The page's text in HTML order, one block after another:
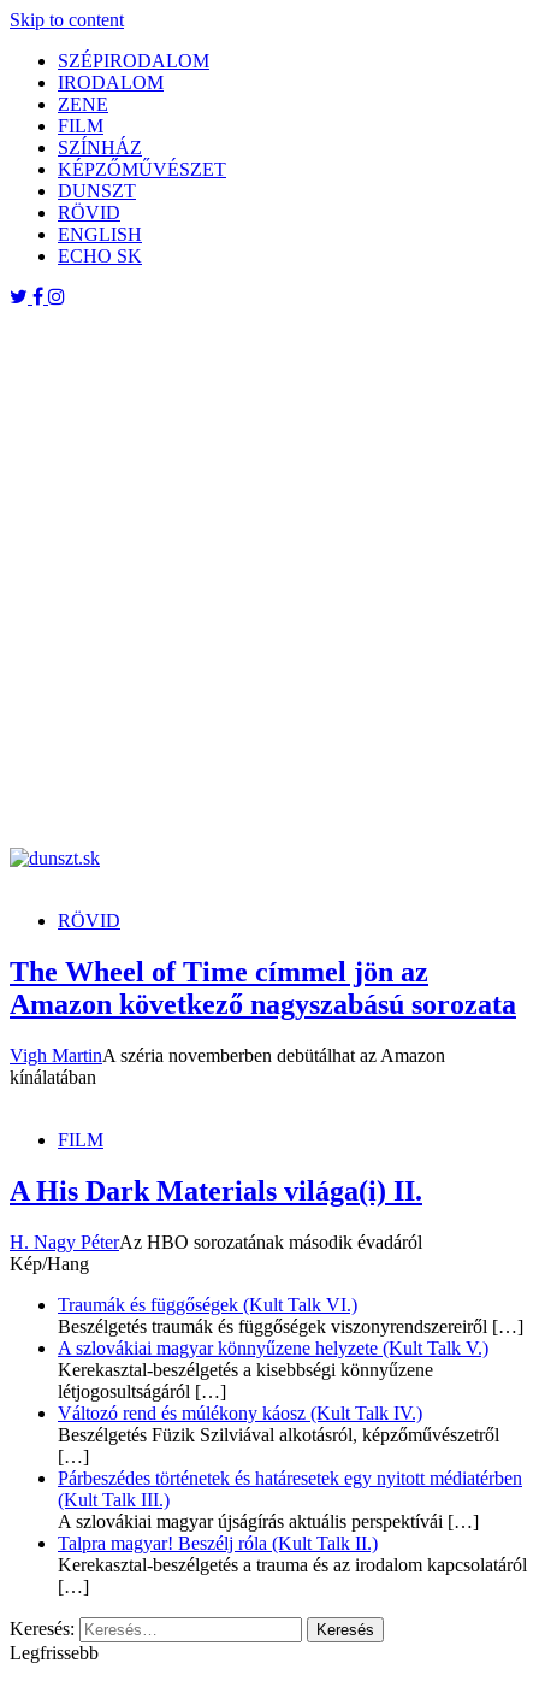
Skip to content
SZÉPIRODALOM
IRODALOM
ZENE
FILM
SZÍNHÁZ
KÉPZŐMŰVÉSZET
DUNSZT
RÖVID
ENGLISH
ECHO SK
RÖVID
The Wheel of Time címmel jön az
Amazon következő nagyszabású sorozata
Vigh MartinA széria novemberben debütálhat az Amazon
kínálatában
FILM
A His Dark Materials világa(i) II.
H. Nagy PéterAz HBO sorozatának második évadáról
Kép/Hang
Traumák és függőségek (Kult Talk VI.)
Beszélgetés traumák és függőségek viszonyrendszereiről […]
A szlovákiai magyar könnyűzene helyzete (Kult Talk V.)
Kerekasztal-beszélgetés a kisebbségi könnyűzene
létjogosultságáról […]
Változó rend és múlékony káosz (Kult Talk IV.)
Beszélgetés Füzik Szilviával alkotásról, képzőművészetről
[…]
Párbeszédes történetek és határesetek egy nyitott médiatérben
(Kult Talk III.)
A szlovákiai magyar újságírás aktuális perspektívái […]
Talpra magyar! Beszélj róla (Kult Talk II.)
Kerekasztal-beszélgetés a trauma és az irodalom kapcsolatáról
[…]
Keresés:
Legfrissebb